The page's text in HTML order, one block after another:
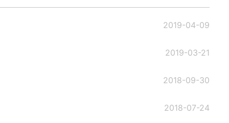
2019-04-09
2019-03-21
2018-09-30
2018-07-24